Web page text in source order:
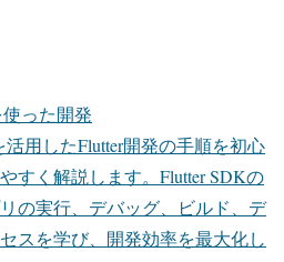
使った開発
活用したFlutter開発の手順を初心
すく解説します。Flutter SDKの
の実行、デバッグ、ビルド、デ
スを学び、開発効率を最大化し